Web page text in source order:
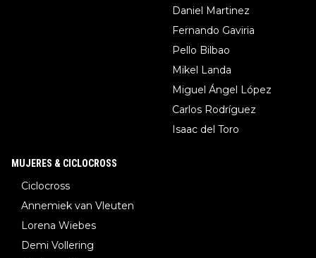
Daniel Martinez
Fernando Gaviria
Pello Bilbao
Mikel Landa
Miguel Ángel López
Carlos Rodríguez
Isaac del Toro
MUJERES & CICLOCROSS
Ciclocross
Annemiek van Vleuten
Lorena Wiebes
Demi Vollering